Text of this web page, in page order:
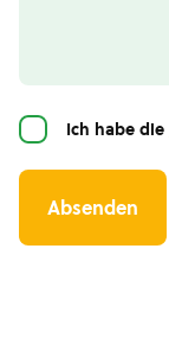
EinwilligungIch habe die